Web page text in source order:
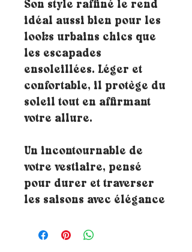
Son style raffiné le rend
idéal aussi bien pour les
looks urbains chics que
les escapades
ensoleillées. Léger et
confortable, il protège du
soleil tout en affirmant
votre allure.
Un incontournable de
votre vestiaire, pensé
pour durer et traverser
les saisons avec élégance